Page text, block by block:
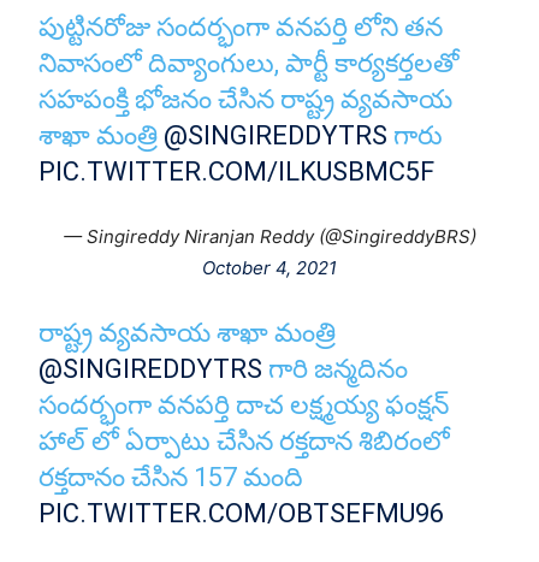
పుట్టినరోజు సందర్భంగా వనపర్తి లోని తన
నివాసంలో దివ్యాంగులు, పార్టీ కార్యకర్తలతో
సహపంక్తి భోజనం చేసిన రాష్ట్ర వ్యవసాయ
శాఖా మంత్రి @SINGIREDDYTRS గారు
PIC.TWITTER.COM/ILKUSBMC5F
— Singireddy Niranjan Reddy (@SingireddyBRS)
October 4, 2021
రాష్ట్ర వ్యవసాయ శాఖా మంత్రి
@SINGIREDDYTRS గారి జన్మదినం
సందర్భంగా వనపర్తి దాచ లక్ష్మయ్య ఫంక్షన్
హాల్ లో ఏర్పాటు చేసిన రక్తదాన శిబిరంలో
రక్తదానం చేసిన 157 మంది
PIC.TWITTER.COM/OBTSEFMU96